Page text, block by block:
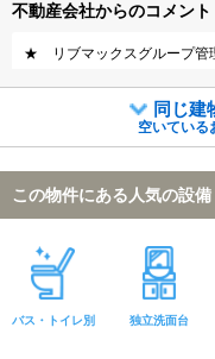
不動産会社からのコメント
★ リブマックスグループ
同じ建
空いている
この物件にある人気の設
バス・トイレ別 独立洗面台